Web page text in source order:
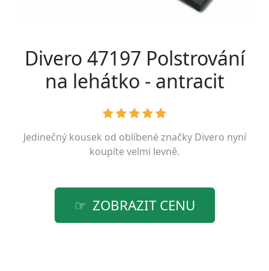
Divero 47197 Polstrování
na lehátko - antracit
Jedinečný kousek od oblíbené značky Divero nyní
koupíte velmi levně.
ZOBRAZIT CENU